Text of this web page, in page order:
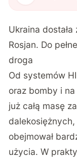
Ukraina
Rosjan. Do
droga
Od systemów
oraz bomby i
już całą masę
obejmował
użycia. W